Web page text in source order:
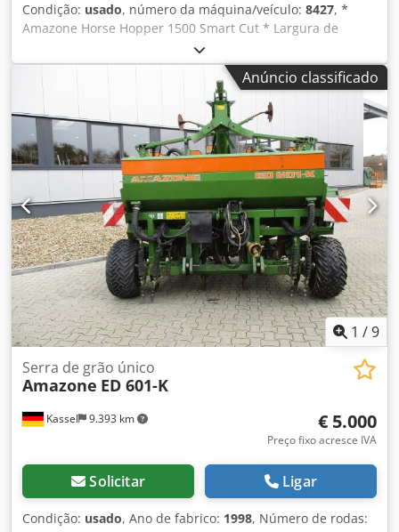
Condição: usado, número da máquina/veículo: 8427, *
Amazone Horse Hopper 1500 Smart Cut * Largura de
trabalho 1,50 m * Capacidade do cesto coletor 1.500 l *
Engate de 3 pontos para trator * Faca de asa H60 * Rodas
de apoio * Dispositivo para mulching * Eixo cardan com
roda livre * Cesto coletor com esvaziamento hidráulico do
fundo * Velocidade de rotação 2.650 rpm * Indicador de
nível de enchimento -----Número interno do veículo: 8427
Suporte via WhatsApp disponível! Para dúvidas sobre o
veículo ou mais informações, entre em contato conosco
facilmente pelo WhatsApp Dkederhy H Rjpfx An Ejr
Whatsapp Whatsapp ----Erros e venda intermediária
reservados.
Anúncio classificado
1 /9
Kassel 9.393 km
Serra de grão único
Amazone ED 601-K
€ 5.000
Preço fixo acresce IVA
Solicitar Ligar
Condição: usado, Ano de fabrico: 1998, Número de rodas: